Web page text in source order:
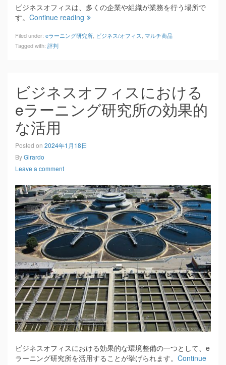
ビジネスオフィスは、多くの企業や組織が業務を行う場所で
す。 Continue reading
Filed under: eラーニング研究所 ビジネス/オフィス マルチ商品
Tagged with: 評判
ビジネスオフィスにおける
eラーニング研究所の効果的
な活用
Posted on 2024年1月18日
ByGirardo
Leave a comment
ビジネスオフィスにおける効果的な環境整備の一つとして、e
ラーニング研究所を活用することが挙げられます。 Continue